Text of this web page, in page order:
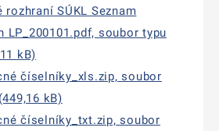
rozhraní SÚKL Seznam
LP_200101.pdf, soubor typu
kB)
číselníky_xls.zip, soubor
kB)
číselníky_txt.zip, soubor